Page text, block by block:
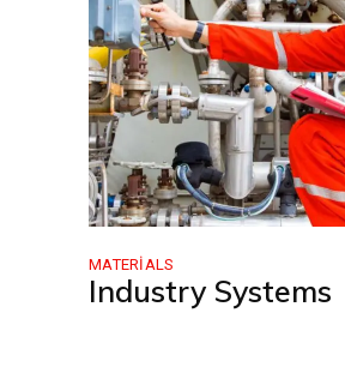
MATERIALS
Industry Systems